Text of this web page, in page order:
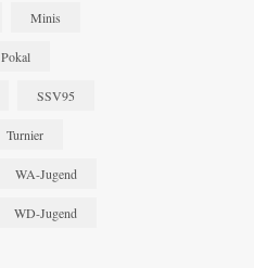
Minis
Pokal
SSV95
Turnier
WA-Jugend
WD-Jugend